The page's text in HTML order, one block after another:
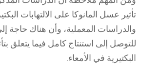
تأثير عسل المانوكا على الالتهابات
والدراسات المعملية، وأن هناك حاجة
للتوصل إلى استنتاج كامل فيما يتعلق
البكتيرية في الأمعاء.